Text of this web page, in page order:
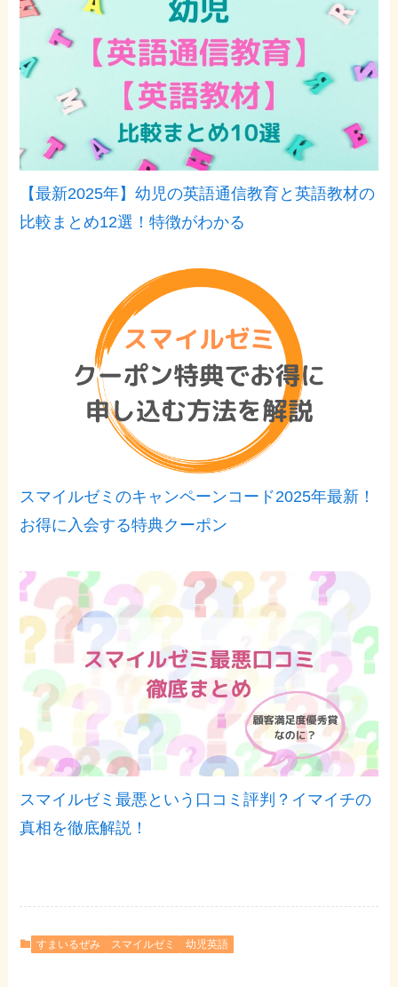
【最新2025年】幼児の英語通信教育と英語教材の
比較まとめ12選！特徴がわかる
スマイルゼミのキャンペーンコード2025年最新！
お得に入会する特典クーポン
スマイルゼミ最悪という口コミ評判？イマイチの
真相を徹底解説！
すまいるぜみ スマイルゼミ 幼児英語